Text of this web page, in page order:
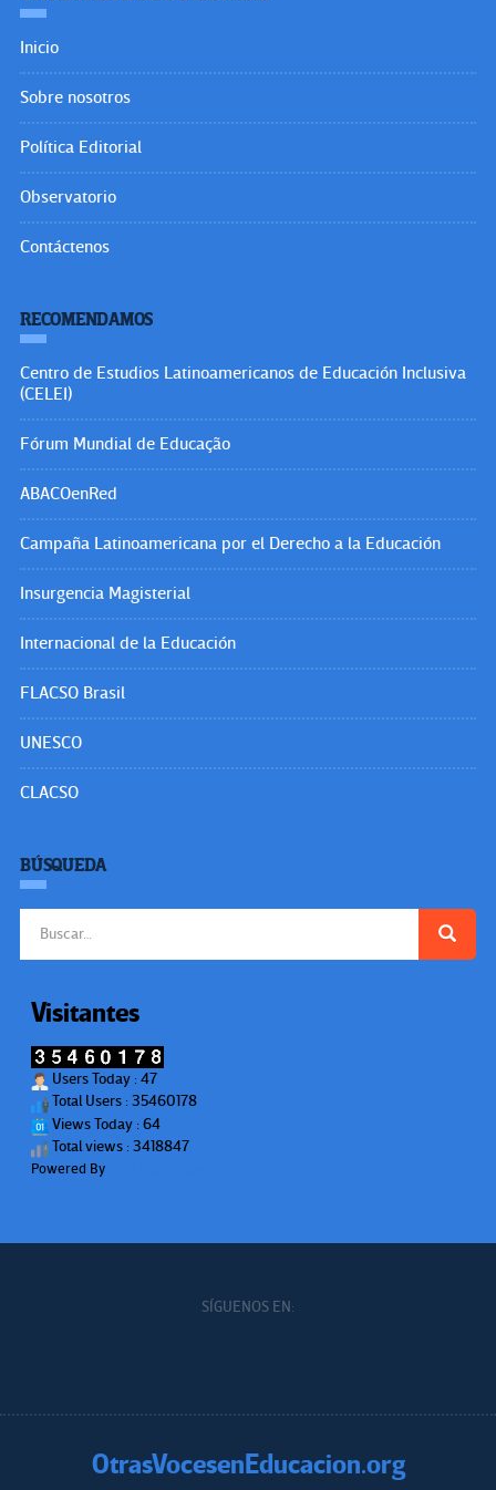
Inicio
Sobre nosotros
Política Editorial
Observatorio
Contáctenos
RECOMENDAMOS
Centro de Estudios Latinoamericanos de Educación Inclusiva
(CELEI)
Fórum Mundial de Educação
ABACOenRed
Campaña Latinoamericana por el Derecho a la Educación
Insurgencia Magisterial
Internacional de la Educación
FLACSO Brasil
UNESCO
CLACSO
BÚSQUEDA
Visitantes
Users Today : 47
Total Users : 35460178
Views Today : 64
Total views : 3418847
Powered By
SÍGUENOS EN:
OtrasVocesenEducacion.org